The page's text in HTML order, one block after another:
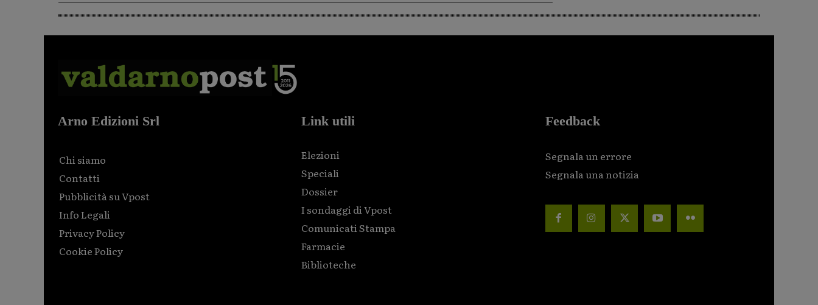
Arno Edizioni Srl
Chi siamo
Contatti
Pubblicità su Vpost
Info Legali
Privacy Policy
Cookie Policy
Link utili
Elezioni
Speciali
Dossier
I sondaggi di Vpost
Comunicati Stampa
Farmacie
Biblioteche
Feedback
Segnala un errore
Segnala una notizia